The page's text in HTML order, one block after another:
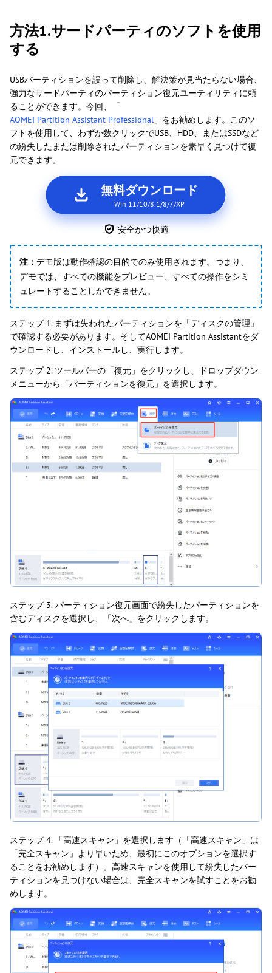
方法1.サードパーティのソフトを使用
する
USBパーティションを誤って削除し、解決策が見当たらない場合、
強力なサードパーティのパーティション復元ユーティリティに頼
ることができます。今回、「
AOMEI Partition Assistant Professional 」をお勧めします。このソ
フトを使用して、わずか数クリックでUSB、HDD、またはSSDなど
の紛失したまたは削除されたパーティションを素早く見つけて復
元できます。
無料ダウンロード
Win 11/10/8.1/8/7/XP
安全かつ快適
注： デモ版は動作確認の目的でのみ使用されます。つまり、
デモでは、すべての機能をプレビュー、すべての操作をシミ
ュレートすることしかできません。
ステップ 1. まずは失われたパーティションを「ディスクの管理」
で確認する必要があります。そしてAOMEI Partition Assistantをダ
ウンロードし、インストールし、実行します。
ステップ 2. ツールバーの「復元」をクリックし、ドロップダウン
メニューから「パーティションを復元」を選択します。
ステップ 3. パーティション復元画面で紛失したパーティションを
含むディスクを選択し、「次へ」をクリックします。
ステップ 4. 「高速スキャン」を選択します（「高速スキャン」は
「完全スキャン」より早いため、最初にこのオプションを選択す
ることをお勧めします）。高速スキャンを使用して紛失したパー
ティションを見つけない場合は、完全スキャンを試すことをお勧
めします。